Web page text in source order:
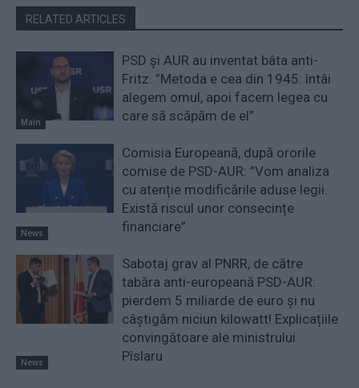
RELATED ARTICLES
Main
PSD și AUR au inventat bâta anti-
Fritz. ”Metoda e cea din 1945: întâi
alegem omul, apoi facem legea cu
care să scăpăm de el”
News
Comisia Europeană, după ororile
comise de PSD-AUR: ”Vom analiza
cu atenție modificările aduse legii.
Există riscul unor consecințe
financiare”
News
Sabotaj grav al PNRR, de către
tabăra anti-europeană PSD-AUR:
pierdem 5 miliarde de euro și nu
câștigăm niciun kilowatt! Explicațiile
convingătoare ale ministrului
Pîslaru